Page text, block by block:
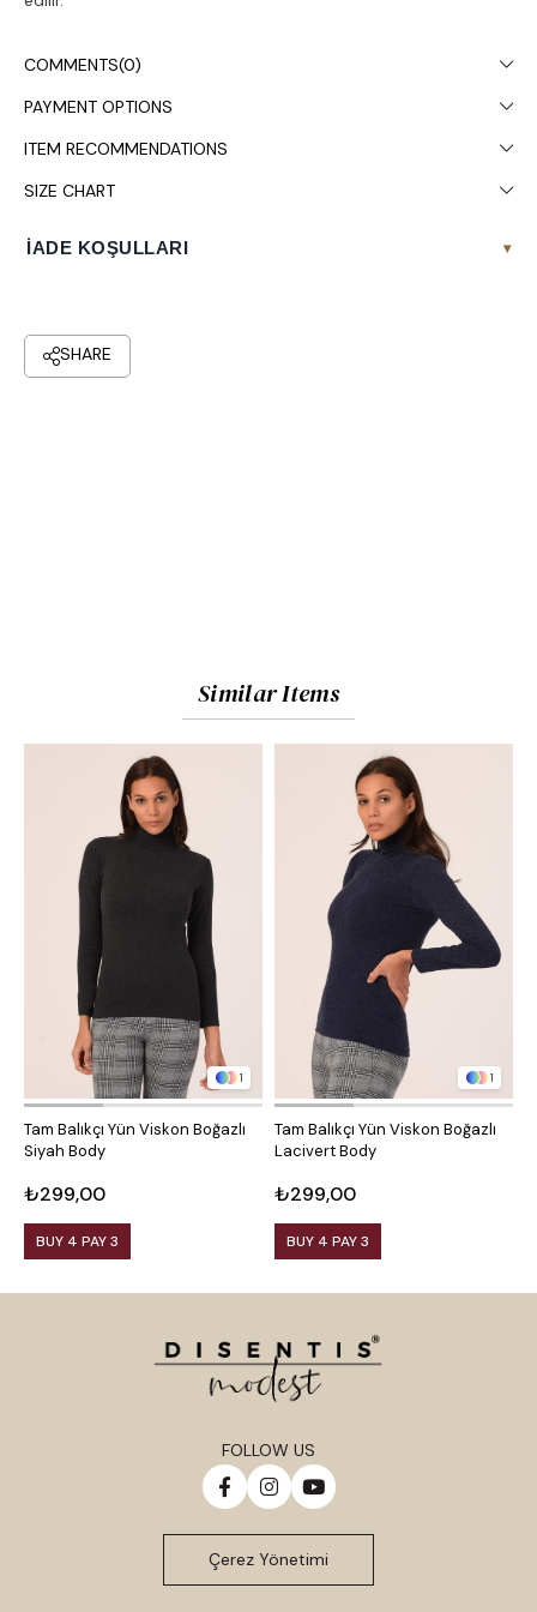
COMMENTS(0)
PAYMENT OPTIONS
ITEM RECOMMENDATIONS
SIZE CHART
İADE KOŞULLARI ▾
Similar Items
1
Tam Balıkçı Yün Viskon Boğazlı
Siyah Body
₺299,00
BUY 4 PAY 3
1
Tam Balıkçı Yün Viskon Boğazlı
Lacivert Body
₺299,00
BUY 4 PAY 3
FOLLOW US
Çerez Yönetimi